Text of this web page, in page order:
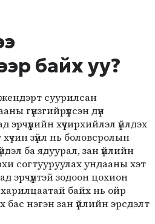
байх уу?
суурилсан
гүнзгийрүүлсэн дүн
хүчирхийлэл үйлдэх
зүйл нь боловсролын
ба ядуурал, зан үйлийн
согтууруулах ундааны хэт
эрчүүдтэй зодоон цохион
харилцаатай байх нь ойр
бас нэгэн зан үйлийн эрсдэлт